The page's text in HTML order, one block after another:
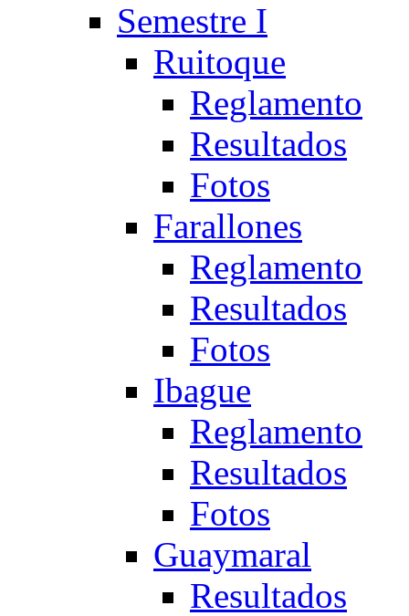
Semestre I
Ruitoque
Reglamento
Resultados
Fotos
Farallones
Reglamento
Resultados
Fotos
Ibague
Reglamento
Resultados
Fotos
Guaymaral
Resultados